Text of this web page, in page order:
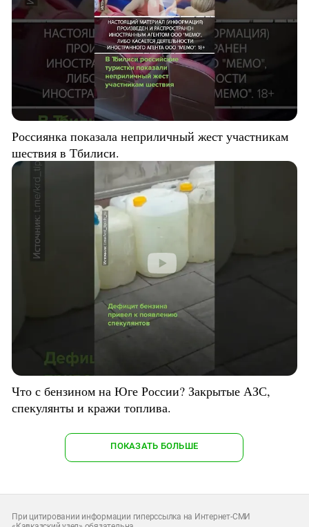
Россиянка показала неприличный жест участникам
шествия в Тбилиси.
Что с бензином на Юге России? Закрытые АЗС,
спекулянты и кражи топлива.
ПОКАЗАТЬ БОЛЬШЕ
При цитировании информации гиперссылка на Интернет-СМИ